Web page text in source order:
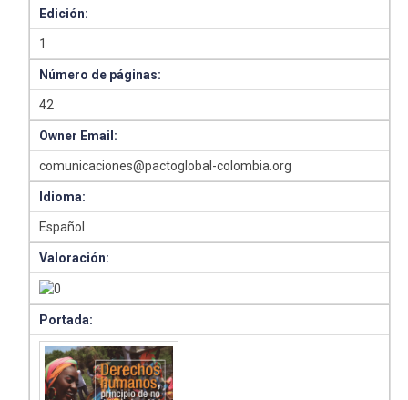
Edición:
1
Número de páginas:
42
Owner Email:
comunicaciones@pactoglobal-colombia.org
Idioma:
Español
Valoración:
Portada: